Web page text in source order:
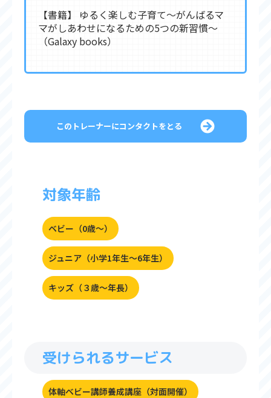
【書籍】 ゆるく楽しむ子育て〜がんばるマ
マがしあわせになるための5つの新習慣〜
このトレーナーにコンタクトをとる
対象年齢
ベビー（0歳〜）
ジュニア（小学1年生〜6年生）
キッズ（３歳〜年長）
受けられるサービス
体軸ベビー講師養成講座（対面開催）